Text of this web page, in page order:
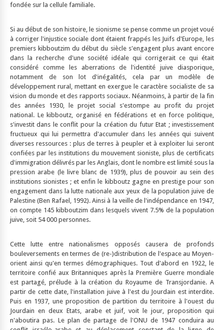
fondée sur la cellule familiale.
Si au début de son histoire, le sionisme se pense comme un projet voué
à corriger l'injustice sociale dont étaient frappés les Juifs d'Europe, les
premiers kibboutzim du début du siècle s'engagent plus avant encore
dans la recherche d'une société idéale qui corrigerait ce qui était
considéré comme les aberrations de l'identité juive diasporique,
notamment de son lot d'inégalités, cela par un modèle de
développement rural, mettant en exergue le caractère socialiste de sa
vision du monde et des rapports sociaux. Néanmoins, à partir de la fin
des années 1930, le projet social s'estompe au profit du projet
national. Le kibboutz, organisé en fédérations et en force politique,
s'investit dans le conflit pour la création du futur Etat ; investissement
fructueux qui lui permettra d'accumuler dans les années qui suivent
diverses ressources : plus de terres à peupler et à exploiter lui seront
confiées par les institutions du mouvement sioniste, plus de certificats
d'immigration délivrés par les Anglais, dont le nombre est limité sous la
pression arabe (le livre blanc de 1939), plus de pouvoir au sein des
institutions sionistes ; et enfin le kibboutz gagne en prestige pour son
engagement dans la lutte nationale aux yeux de la population juive de
Palestine (Ben Rafael, 1992). Ainsi à la veille de l'indépendance en 1947,
on compte 145 kibboutzim dans lesquels vivent 7.5% de la population
juive, soit 54 000 personnes.
Cette lutte entre nationalismes opposés causera de profonds
bouleversements en termes de (re-)distribution de l'espace au Moyen-
orient ainsi qu'en termes démographiques. Tout d'abord en 1922, le
territoire confié aux Britanniques après la Première Guerre mondiale
est partagé, prélude à la création du Royaume de Transjordanie. A
partir de cette date, l'installation juive à l'est du Jourdain est interdite.
Puis en 1937, une proposition de partition du territoire à l'ouest du
Jourdain en deux Etats, arabe et juif, voit le jour, proposition qui
n'aboutira pas. Le plan de partage de l'ONU de 1947 conduira au